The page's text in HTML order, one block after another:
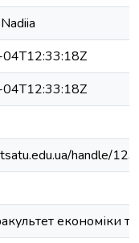
handle/
економіки та